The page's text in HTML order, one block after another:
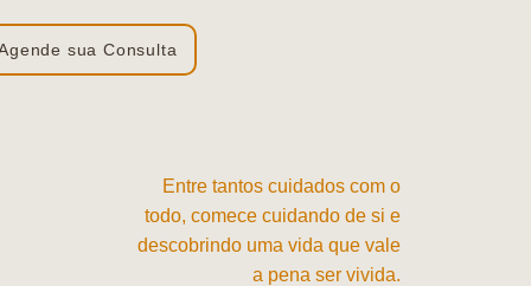
sua Consulta
Entre tantos cuidados com o
todo, comece cuidando de si e
descobrindo uma vida que vale
a pena ser vivida.